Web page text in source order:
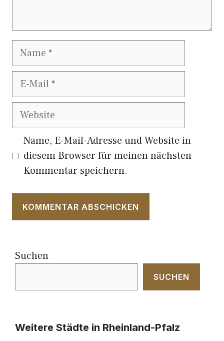
Name
E-
Website
Name, E-Mail-Adresse und Website in
diesem Browser für meinen nächsten
Kommentar speichern.
Suchen
SUCHEN
Weitere Städte in Rheinland-Pfalz